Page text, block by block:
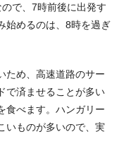
で、7時前後に出発す
始めるのは、8時を過ぎ
ため、高速道路のサー
で済ませることが多い
食べます。ハンガリー
いものが多いので、実